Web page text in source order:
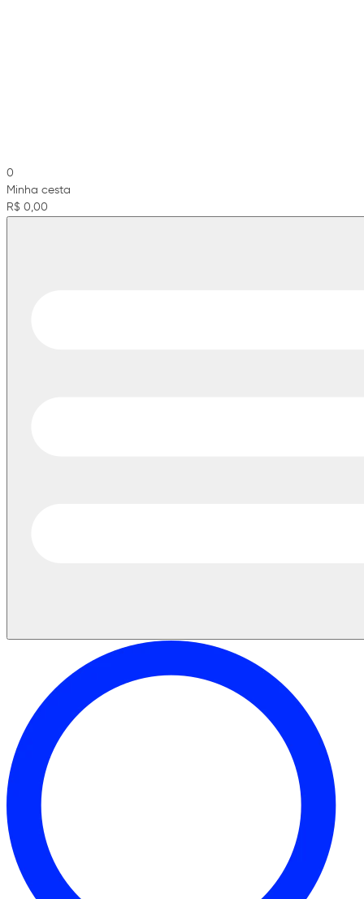
0
Minha cesta
R$ 0,00